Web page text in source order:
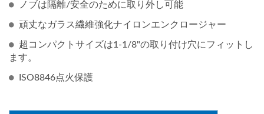
ノブは隔離/安全のために取り外し可能
頑丈なガラス繊維強化ナイロンエンクロージャー
超コンパクトサイズは1-1/8"の取り付け穴にフィットし
ます。
ISO8846点火保護